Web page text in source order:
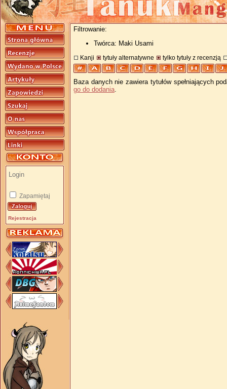
Zapamiętaj
Rejestracja
Filtrowanie:
Twórca: Maki Usami
Kanji tytuły alternatywne tylko tytuły z recenzją
Baza danych nie zawiera tytułów spełniających
go do dodania.